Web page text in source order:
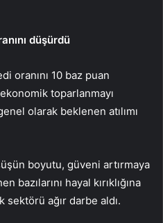
düşürdü
oranını 10 baz puan
toparlanmayı
olarak beklenen atılımı
boyutu, güveni artırmaya
hayal kırıklığına
sektörü ağır darbe aldı.